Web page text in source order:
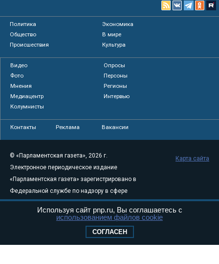
Политика
Экономика
Общество
В мире
Происшествия
Культура
Видео
Опросы
Фото
Персоны
Мнения
Регионы
Медиацентр
Интервью
Колумнисты
Контакты Реклама Вакансии
© «Парламентская газета», 2026 г.
Электронное периодическое издание
«Парламентская газета» зарегистрировано в
Федеральной службе по надзору в сфере
связи, информационных технологий и
массовых коммуникаций (Роскомнадзор) 05
Свидетельство о регистрации Эл № ФС77-
Карта сайта
Используя сайт pnp.ru, Вы соглашаетесь с
использованием файлов cookie
СОГЛАСЕН